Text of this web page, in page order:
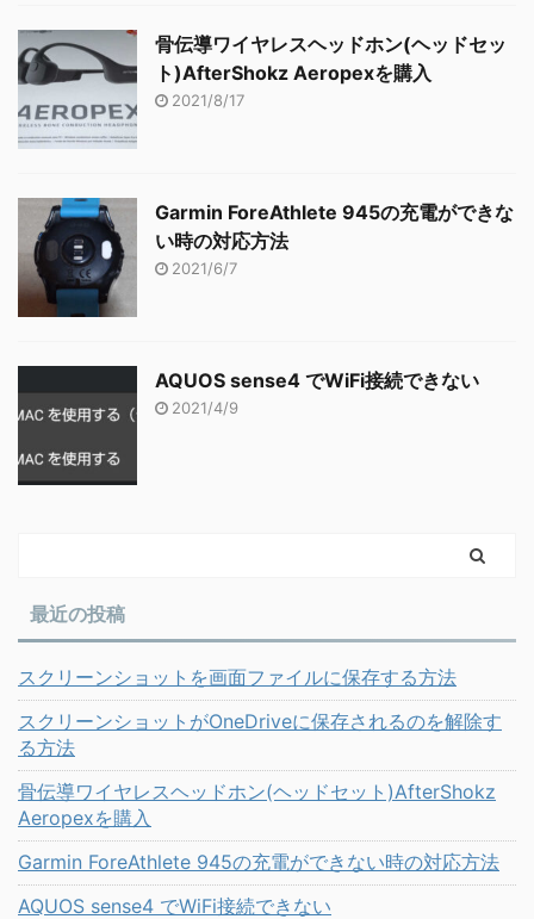
骨伝導ワイヤレスヘッドホン(ヘッドセッ
ト)AfterShokz Aeropexを購入
2021/8/17
Garmin ForeAthlete 945の充電ができな
い時の対応方法
2021/6/7
AQUOS sense4 でWiFi接続できない
2021/4/9
最近の投稿
スクリーンショットを画面ファイルに保存する方法
スクリーンショットがOneDriveに保存されるのを解除す
る方法
骨伝導ワイヤレスヘッドホン(ヘッドセット)AfterShokz
Aeropexを購入
Garmin ForeAthlete 945の充電ができない時の対応方法
AQUOS sense4 でWiFi接続できない